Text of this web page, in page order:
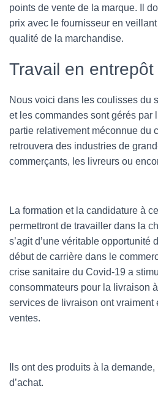
points de vente de la marque. Il
prix avec le fournisseur en
qualité de la marchandise.
Travail en entrepôt
Nous voici dans les coulisses du
et les commandes sont gérés par
partie relativement méconnue du
retrouvera des industries de
commerçants, les livreurs ou
La formation et la candidature à
permettront de travailler dans la
s’agit d’une véritable opportunité
début de carrière dans le
crise sanitaire du Covid-19 a
consommateurs pour la livraison
services de livraison ont vraiment
ventes.
Ils ont des produits à la
d’achat.